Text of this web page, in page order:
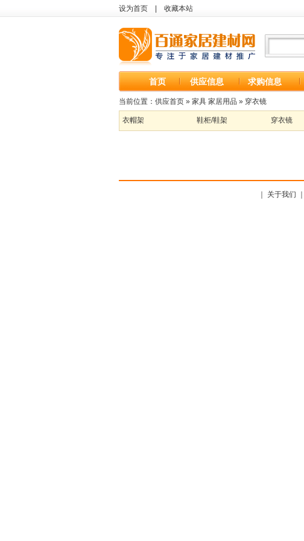
设为首页 收藏本站
首页 供应信息 求购信息
当前位置： 供应首页 » 家具 家居用品 » 穿衣镜
衣帽架 鞋柜/鞋架 穿衣镜
关于我们